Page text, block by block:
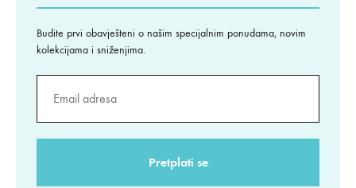
Budite prvi obavješteni o našim specijalnim ponudama, novim
kolekcijama i sniženjima.